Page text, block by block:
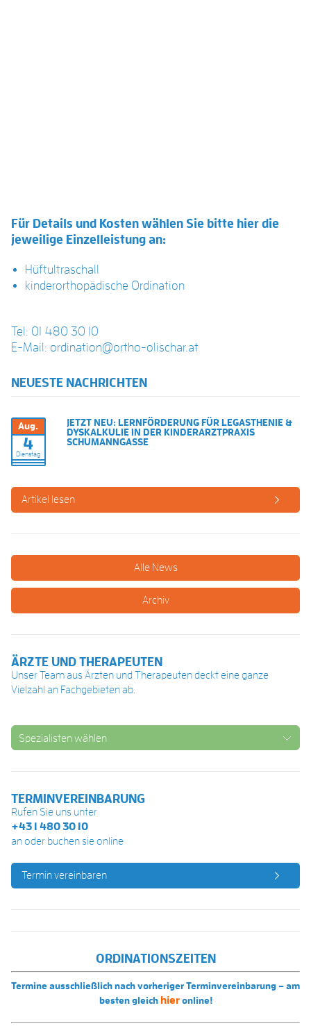
Für Details und Kosten wählen Sie bitte hier die
jeweilige Einzelleistung an:
Hüftultraschall
kinderorthopädische Ordination
Tel: 01 480 30 10
E-Mail: ordination@ortho-olischar.at
NEUESTE NACHRICHTEN
Aug.
4
Dienstag
JETZT NEU: LERNFÖRDERUNG FÜR LEGASTHENIE &
DYSKALKULIE IN DER KINDERARZTPRAXIS
SCHUMANNGASSE
Artikel lesen
Alle News
Archiv
ÄRZTE UND THERAPEUTEN
Unser Team aus Ärzten und Therapeuten deckt eine ganze
Vielzahl an Fachgebieten ab.
Spezialisten wählen
TERMINVEREINBARUNG
Rufen Sie uns unter
+43 1 480 30 10
an oder buchen sie online
Termin vereinbaren
ORDINATIONSZEITEN
Termine ausschließlich nach vorheriger Terminvereinbarung – am
besten gleich hieronline!